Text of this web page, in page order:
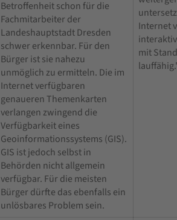
Betroffenheit schon für die
Fachmitarbeiter der
Landeshauptstadt Dresden
schwer erkennbar. Für den
Bürger ist sie nahezu
unmöglich zu ermitteln. Die im
Internet verfügbaren
genaueren Themenkarten
verlangen zwingend die
Verfügbarkeit eines
Geoinformationssystems (GIS).
GIS ist jedoch selbst in
Behörden nicht allgemein
verfügbar. Für die meisten
Bürger dürfte das ebenfalls ein
unlösbares Problem sein.
Internet
mit